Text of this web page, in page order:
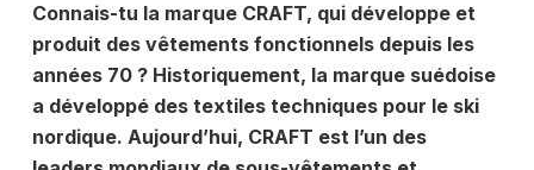
Connais-tu la marque CRAFT, qui développe et
produit des vêtements fonctionnels depuis les
années 70 ? Historiquement, la marque suédoise
a développé des textiles techniques pour le ski
nordique. Aujourd’hui, CRAFT est l’un des